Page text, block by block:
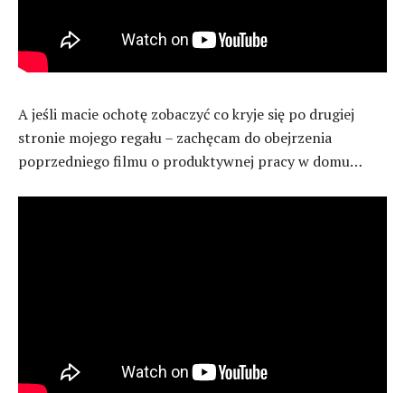
A jeśli macie ochotę zobaczyć co kryje się po drugiej
stronie mojego regału – zachęcam do obejrzenia
poprzedniego filmu o produktywnej pracy w domu…